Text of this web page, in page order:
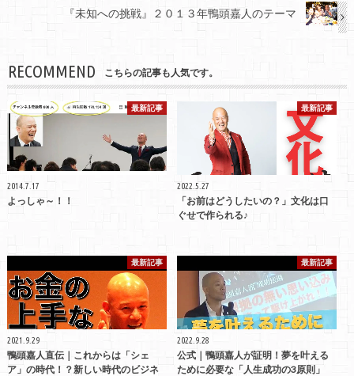
『未知への挑戦』２０１３年鴨頭嘉人のテーマ
RECOMMEND こちらの記事も人気です。
最新記事
2014.7.17
よっしゃ～！！
最新記事
2022.5.27
「お前はどうしたいの？」文化は口
ぐせで作られる♪
最新記事
2021.9.29
鴨頭嘉人直伝｜これからは「シェ
ア」の時代！？新しい時代のビジネ
最新記事
2022.9.28
公式｜鴨頭嘉人が証明！夢を叶える
ために必要な「人生成功の3原則」